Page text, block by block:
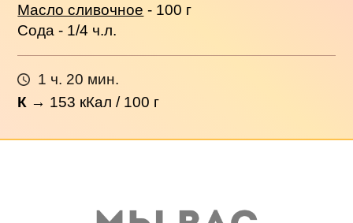
Масло сливочное - 100 г
Сода - 1/4 ч.л.
1 ч. 20 мин.
К → 153 кКал / 100 г